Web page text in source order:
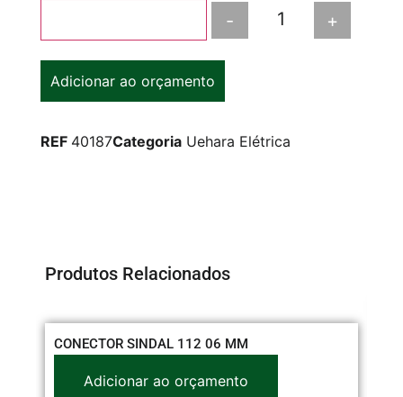
- +
Adicionar ao orçamento
REF 40187Categoria Uehara Elétrica
Produtos Relacionados
CONECTOR SINDAL 112 06 MM
Adicionar ao orçamento